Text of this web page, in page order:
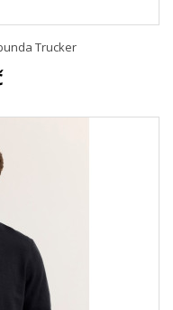
Trucker